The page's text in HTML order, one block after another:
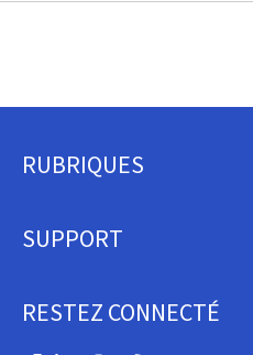
Pied
page
RUBRIQUES
SUPPORT
RESTEZ CONNECTÉ